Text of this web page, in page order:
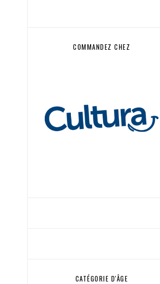
COMMANDEZ CHEZ
CATÉGORIE D'ÂGE